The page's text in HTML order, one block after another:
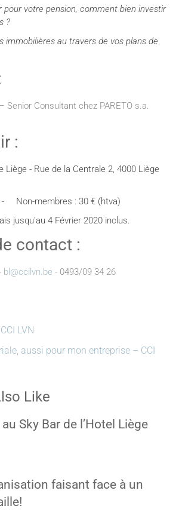
votre pension, comment bien investir
?
au travers de vos plans de
Senior Consultant chez PARETO s.a.
:
Liège - Rue de la Centrale 2, 4000 Liège
Non-membres : 30 € (htva)
jusqu'au 4 Février 2020 inclus.
contact :
bl@ccilvn.be - 0493/09 34 26
LVN
aussi pour mon entreprise – CCI
Like
Sky Bar de l’Hotel Liège
faisant face à un